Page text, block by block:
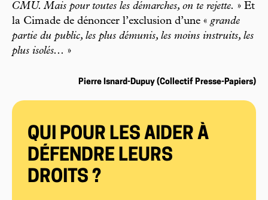
CMU. Mais pour toutes les démarches, on te rejette. » Et
la Cimade de dénoncer l’exclusion d’une « grande
partie du public, les plus démunis, les moins instruits, les
plus isolés... »
Pierre Isnard-Dupuy (Collectif Presse-Papiers)
QUI POUR LES AIDER À
DÉFENDRE LEURS
DROITS ?